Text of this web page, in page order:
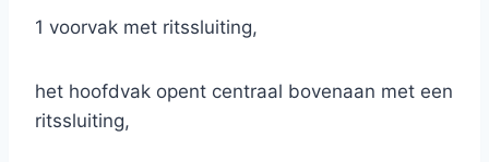
1 voorvak met ritssluiting,
het hoofdvak opent centraal bovenaan met een
ritssluiting,